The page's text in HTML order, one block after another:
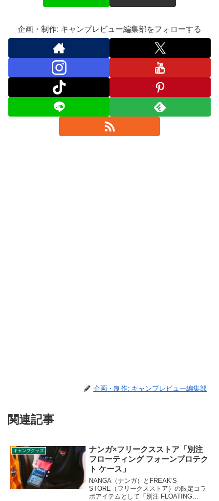
企画・制作: キャンプレビュー編集部をフォローする
企画・制作: キャンプレビュー編集部
関連記事
キャンプグッズ
ナンガ×フリークスストア「別注
フローティング フォーンプロテク
ト ケース」
NANGA（ナンガ）とFREAK’S
STORE（フリークスストア）の限定コラ
ボアイテムとして「別注 FLOATING